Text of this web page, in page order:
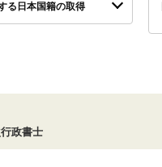
る日本国籍の取得
政書士